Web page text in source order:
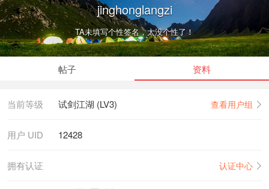
jinghonglangzi
TA未填写个性签名，太没个性了！
帖子 资料
当前等级 试剑江湖 (LV3) 查看用户组
用户 UID 12428
拥有认证 认证中心